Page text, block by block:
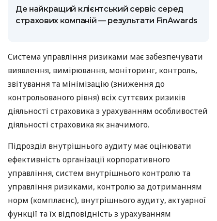
Де найкращий клієнтський сервіс серед
страхових компаній — результати FinAwards
Система управління ризиками має забезпечувати
виявлення, вимірювання, моніторинг, контроль,
звітування та мінімізацію (зниження до
контрольованого рівня) всіх суттєвих ризиків
діяльності страховика з урахуванням особливостей
діяльності страховика як значимого.
Підрозділ внутрішнього аудиту має оцінювати
ефективність організації корпоративного
управління, систем внутрішнього контролю та
управління ризиками, контролю за дотриманням
норм (комплаєнс), внутрішнього аудиту, актуарної
функції та їх відповідність з урахуванням